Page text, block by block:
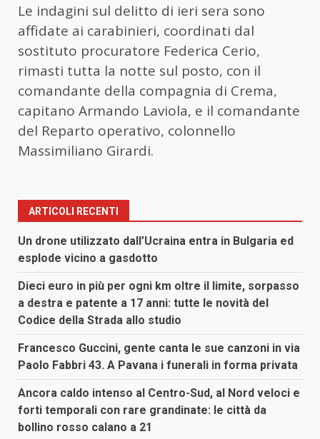
Le indagini sul delitto di ieri sera sono
affidate ai carabinieri, coordinati dal
sostituto procuratore Federica Cerio,
rimasti tutta la notte sul posto, con il
comandante della compagnia di Crema,
capitano Armando Laviola, e il comandante
del Reparto operativo, colonnello
Massimiliano Girardi.
ARTICOLI RECENTI
Un drone utilizzato dall’Ucraina entra in Bulgaria ed
esplode vicino a gasdotto
Dieci euro in più per ogni km oltre il limite, sorpasso
a destra e patente a 17 anni: tutte le novità del
Codice della Strada allo studio
Francesco Guccini, gente canta le sue canzoni in via
Paolo Fabbri 43. A Pavana i funerali in forma privata
Ancora caldo intenso al Centro-Sud, al Nord veloci e
forti temporali con rare grandinate: le città da
bollino rosso calano a 21